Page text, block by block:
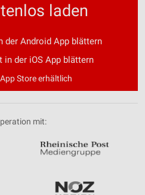
laden
der Android App blättern
in der iOS App blättern
Store erhältlich
mit: